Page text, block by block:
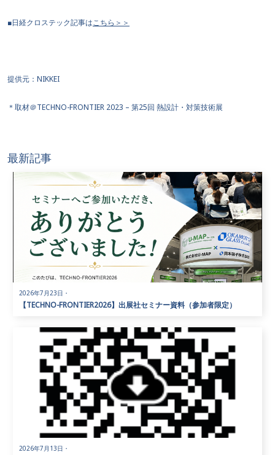
■日経クロステック記事はこちら＞＞
提供元：NIKKEI
＊取材＠TECHNO-FRONTIER 2023 – 第25回 熱設計・対策技術展
最新記事
2026年7月23日 ・
【TECHNO-FRONTIER2026】出展社セミナー資料（参加者限定）
2026年7月13日 ・